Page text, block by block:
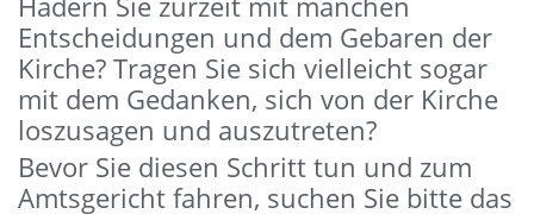
Entscheidungen und dem Gebaren der
Kirche? Tragen Sie sich vielleicht sogar
mit dem Gedanken, sich von der Kirche
loszusagen und auszutreten?
Bevor Sie diesen Schritt tun und zum
Amtsgericht fahren, suchen Sie bitte das